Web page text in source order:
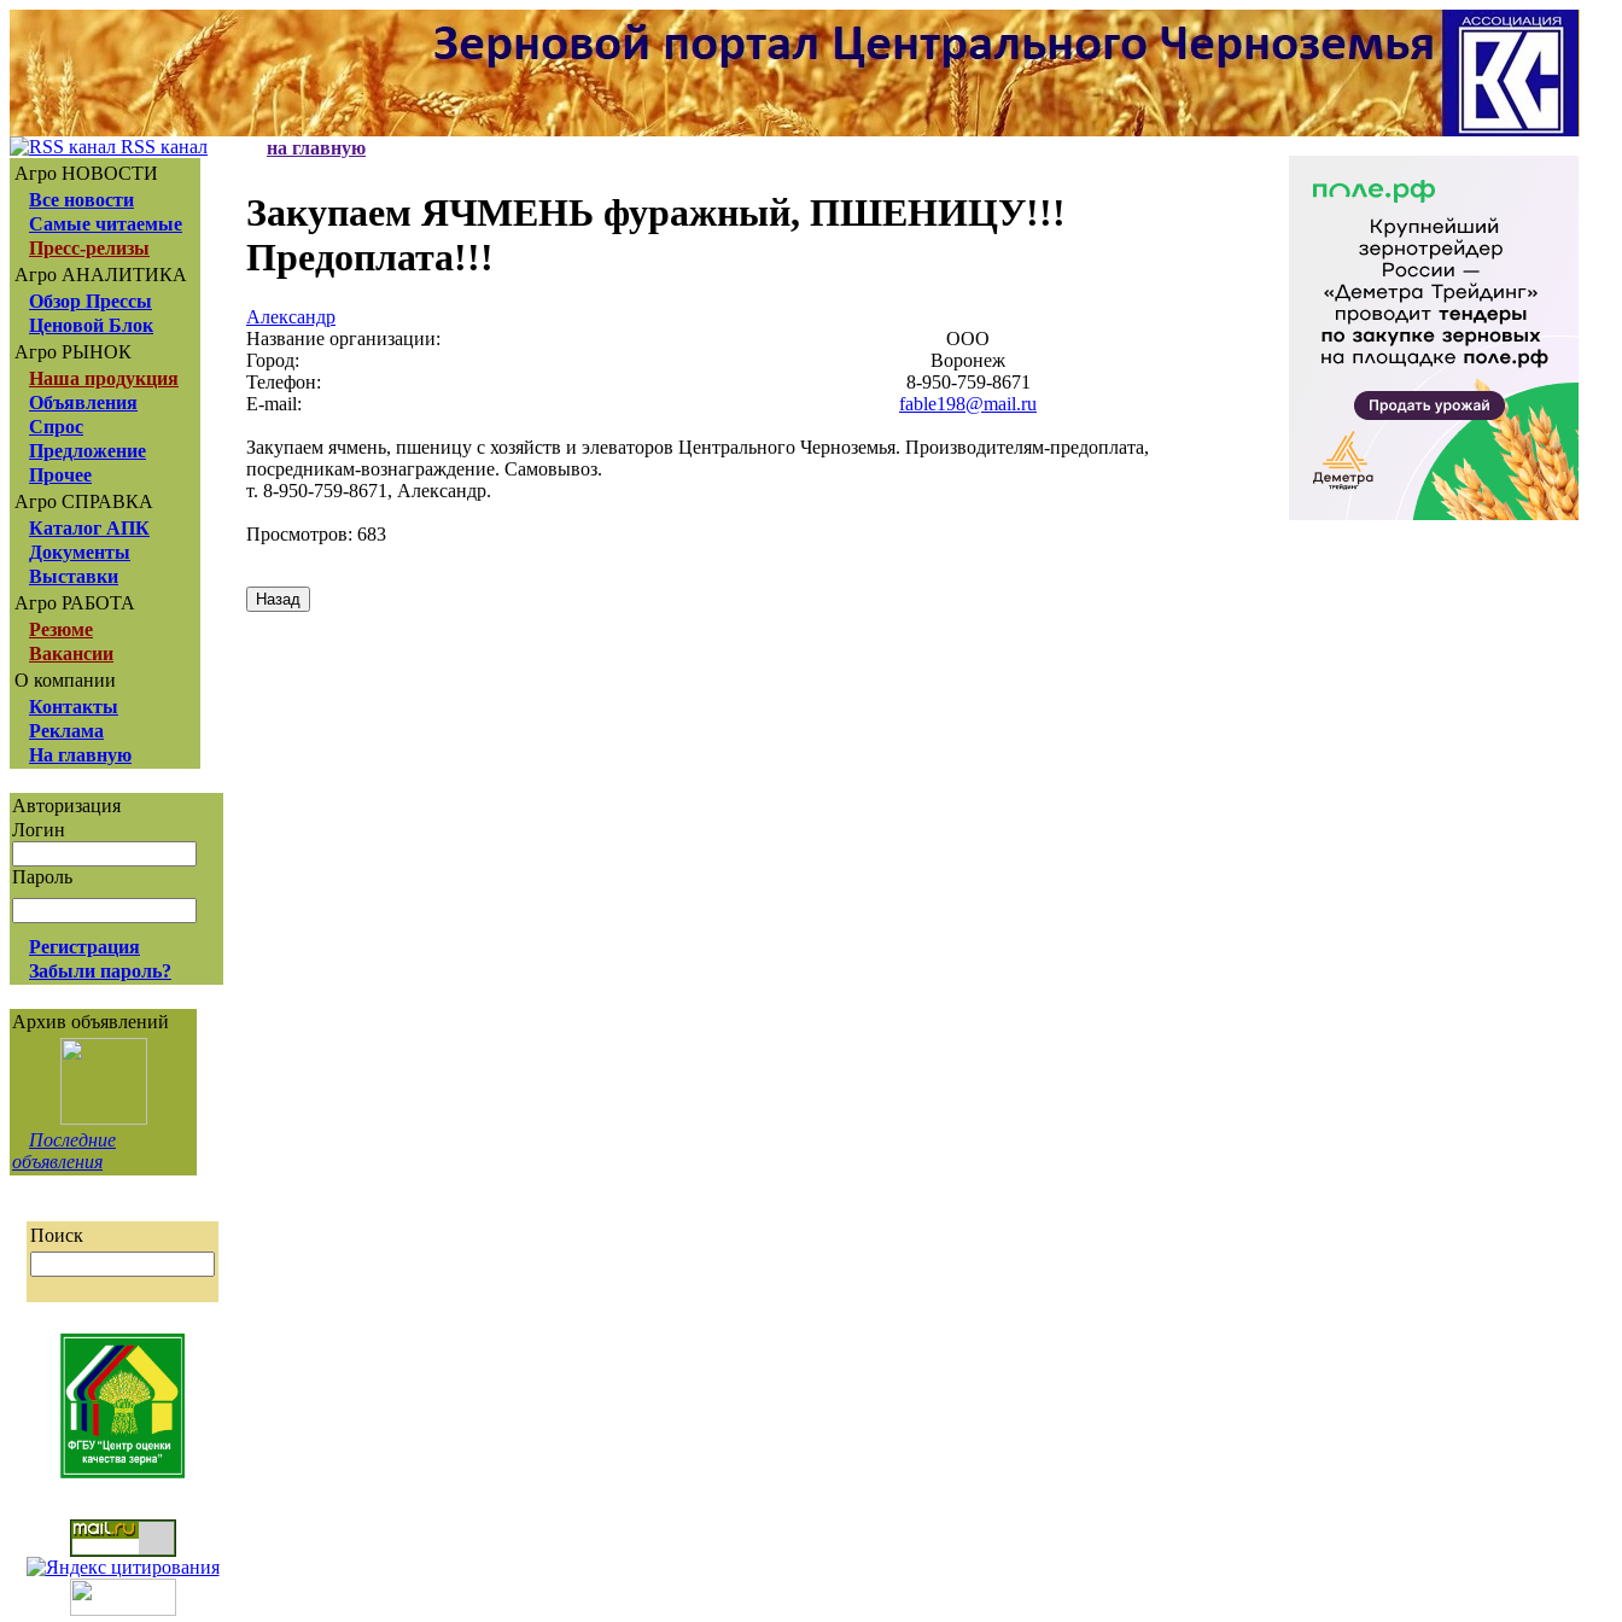
RSS канал
Агро НОВОСТИ
Все новости
Самые читаемые
Пресс-релизы
Агро АНАЛИТИКА
Обзор Прессы
Ценовой Блок
Агро РЫНОК
Наша продукция
Объявления
Спрос
Предложение
Прочее
Агро СПРАВКА
Каталог АПК
Документы
Выставки
Агро РАБОТА
Резюме
Вакансии
О компании
Контакты
Реклама
На главную
Авторизация
Логин
Пароль
Регистрация
Забыли пароль?
Архив объявлений
Последние
объявления
Поиск
на главную
Закупаем ЯЧМЕНЬ фуражный, ПШЕНИЦУ!!!
Предоплата!!!
Александр
Название организации:
ООО
Город:
Воронеж
Телефон:
8-950-759-8671
E-mail:
fable198@mail.ru
Закупаем ячмень, пшеницу с хозяйств и элеваторов Центрального Черноземья. Производителям-предоплата,
посредникам-вознаграждение. Самовывоз.
т. 8-950-759-8671, Александр.
Просмотров: 683